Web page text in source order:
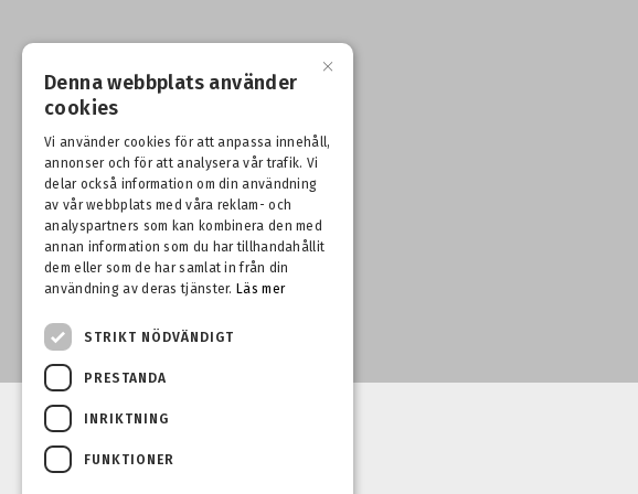
×
Denna webbplats använder
cookies
Vi använder cookies för att anpassa innehåll,
annonser och för att analysera vår trafik. Vi
delar också information om din användning
av vår webbplats med våra reklam- och
analyspartners som kan kombinera den med
annan information som du har tillhandahållit
dem eller som de har samlat in från din
användning av deras tjänster. Läs mer
STRIKT NÖDVÄNDIGT
PRESTANDA
INRIKTNING
FUNKTIONER